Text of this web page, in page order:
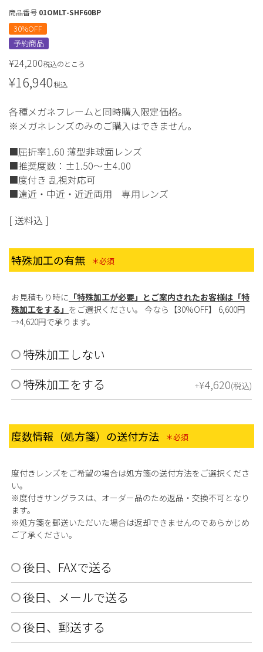
商品番号 01OMLT-SHF60BP
30%OFF
予約商品
¥24,200税込のところ
¥16,940税込
各種メガネフレームと同時購入限定価格。
※メガネレンズのみのご購入はできません。
■屈折率1.60 薄型非球面レンズ
■推奨度数：±1.50〜±4.00
■度付き 乱視対応可
■遠近・中近・近近両用 専用レンズ
送料込
特殊加工の有無
(必須)
お見積もり時に 「特殊加工が必要」とご案内されたお客様は「特
殊加工をする」 をご選択ください。 今なら【30%OFF】 6,600円
→4,620円で承ります。
特殊加工しない
特殊加工をする
+¥4,620 税込
度数情報（処方箋）の送付方法
(必須)
度付きレンズをご希望の場合は処方箋の送付方法をご選択くださ
い。
※度付きサングラスは、オーダー品のため返品・交換不可となり
ます。
※処方箋を郵送いただいた場合は返却できませんのであらかじめ
ご了承ください。
後日、FAXで送る
後日、メールで送る
後日、郵送する